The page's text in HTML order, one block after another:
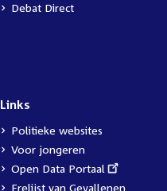
Debat Direct
Links
Politieke websites
Voor jongeren
External
link:
Open Data Portaal
Erelijst van Gevallenen